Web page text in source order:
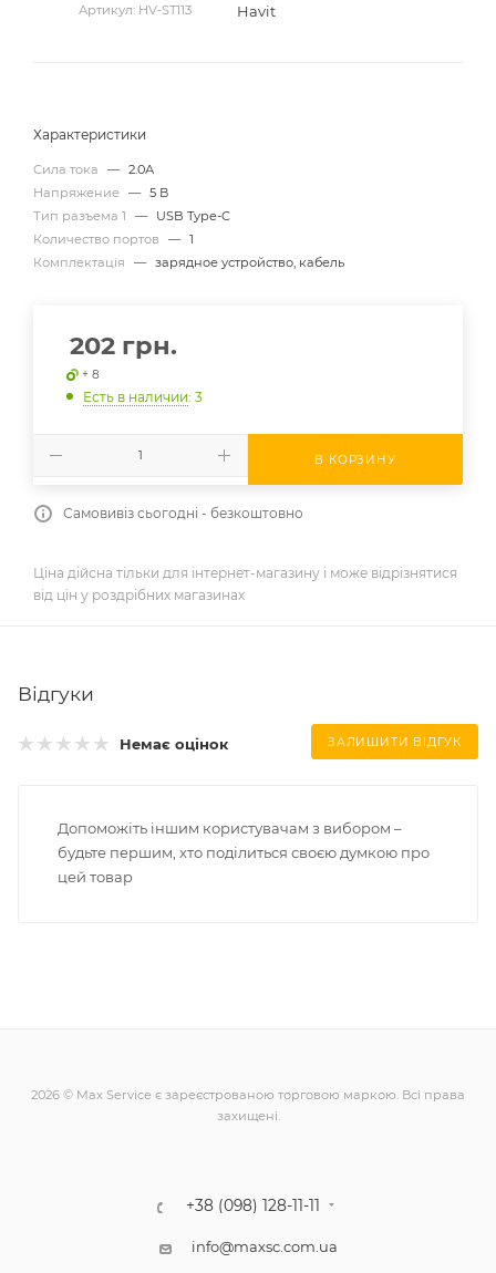
Артикул: HV-ST113 Havit
Характеристики
Сила тока — 2.0А
Напряжение — 5 В
Тип разъема 1
—
USB Type-C
Количество портов
— 1
Комплектація
— зарядное устройство, кабель
202 грн.
+ 8
Есть в наличии: 3
В КОРЗИНУ
Самовивіз сьогодні - безкоштовно
Ціна дійсна тільки для інтернет-магазину і може відрізнятися
від цін у роздрібних магазинах
Відгуки
Немає оцінок ЗАЛИШИТИ ВІДГУК
Допоможіть іншим користувачам з вибором –
будьте першим, хто поділиться своєю думкою про
цей товар
2026 © Max Service є зареєстрованою торговою маркою. Всі права
захищені.
+38 (098) 128-11-11
info@maxsc.com.ua